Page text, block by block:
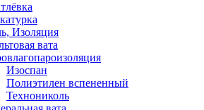
Изоляция
вата
Изоспан
Полиэтилен вспененный
Технониколь